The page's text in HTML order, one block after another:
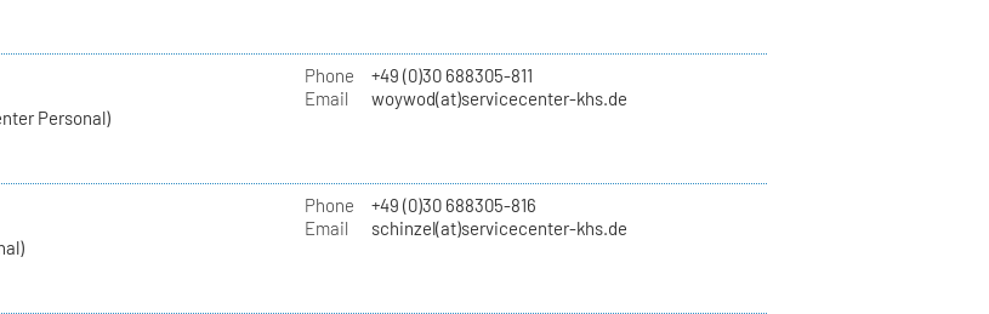
Personal)
Phone
+49 (0)30 688305-811
Email
woywod(at)servicecenter-khs.de
Phone
+49 (0)30 688305-816
Email
schinzel(at)servicecenter-khs.de